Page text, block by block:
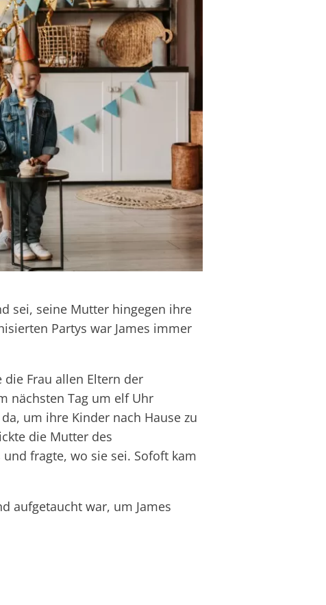
sei, seine Mutter hingegen ihre
Partys war James immer
Frau allen Eltern der
nächsten Tag um elf Uhr
um ihre Kinder nach Hause zu
die Mutter des
fragte, wo sie sei. Sofoft kam
aufgetaucht war, um James